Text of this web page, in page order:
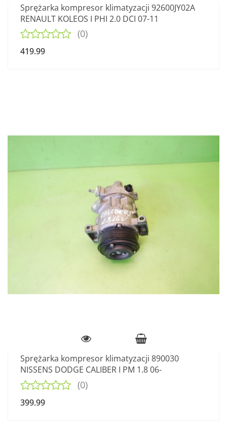
Sprężarka kompresor klimatyzacji 92600JY02A
RENAULT KOLEOS I PHI 2.0 DCI 07-11
(0)
419.99
Sprężarka kompresor klimatyzacji 890030
NISSENS DODGE CALIBER I PM 1.8 06-
(0)
399.99